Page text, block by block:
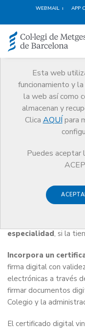
WEBMAIL APP
Esta web
funcionamiento y
la web así como
almacenan y
Clica AQUÍ para
Puedes aceptar
Médicos
Trámites
Carnet
digital
especialidad, si la
Incorpora un
firma digital con
electrónicas a través
firmar documentos
Colegio y la
El certificado digital